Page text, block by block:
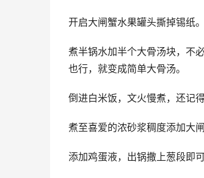
开启大闸蟹水果罐头撕掉锡纸。
煮半锅水加半个大骨汤块，不
也行，就变成简单大骨汤。
倒进白米饭，文火慢煮，还记
煮至喜爱的浓砂浆稠度添加大
添加鸡蛋液，出锅撒上葱段即可